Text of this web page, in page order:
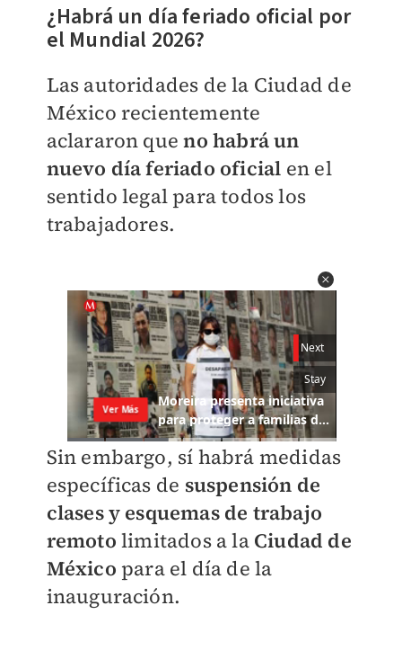
¿Habrá un día feriado oficial por
el Mundial 2026?
Las autoridades de la Ciudad de
México recientemente
aclararon que no habrá un
nuevo día feriado oficial en el
sentido legal para todos los
trabajadores.
Sin embargo, sí habrá medidas
específicas de suspensión de
clases y esquemas de trabajo
remoto limitados a la Ciudad de
México para el día de la
inauguración.